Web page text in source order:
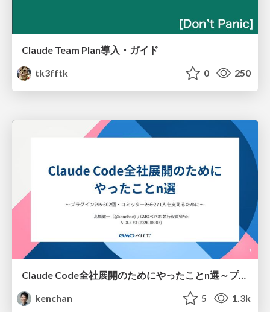
Claude Team Plan導入・ガイド
tk3fftk
0 250
Claude Code全社展開のためにやったことn選～プラグイン302個・コミッター271人を支えるために～
kenchan
5 1.3k